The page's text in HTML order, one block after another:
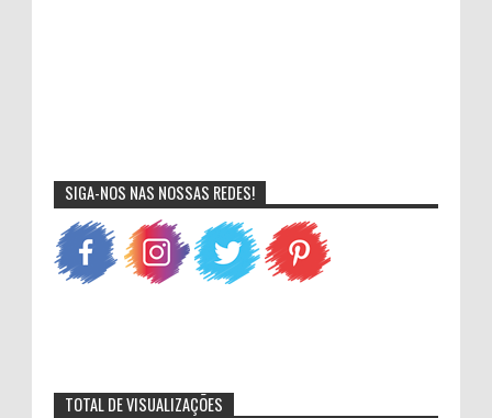
SIGA-NOS NAS NOSSAS REDES!
TOTAL DE VISUALIZAÇÕES